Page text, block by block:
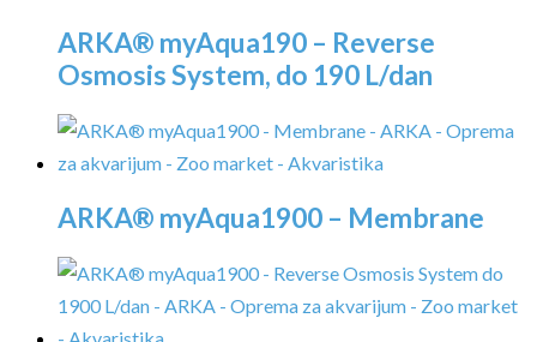
ARKA® myAqua190 – Reverse
Osmosis System, do 190 L/dan
ARKA® myAqua1900 – Membrane